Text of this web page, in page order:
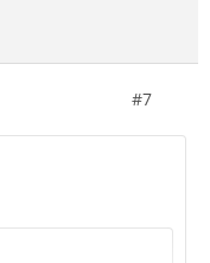
#7